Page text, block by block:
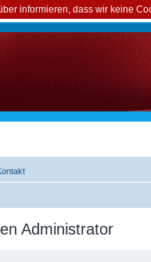
informieren, dass wir keine
Administrator